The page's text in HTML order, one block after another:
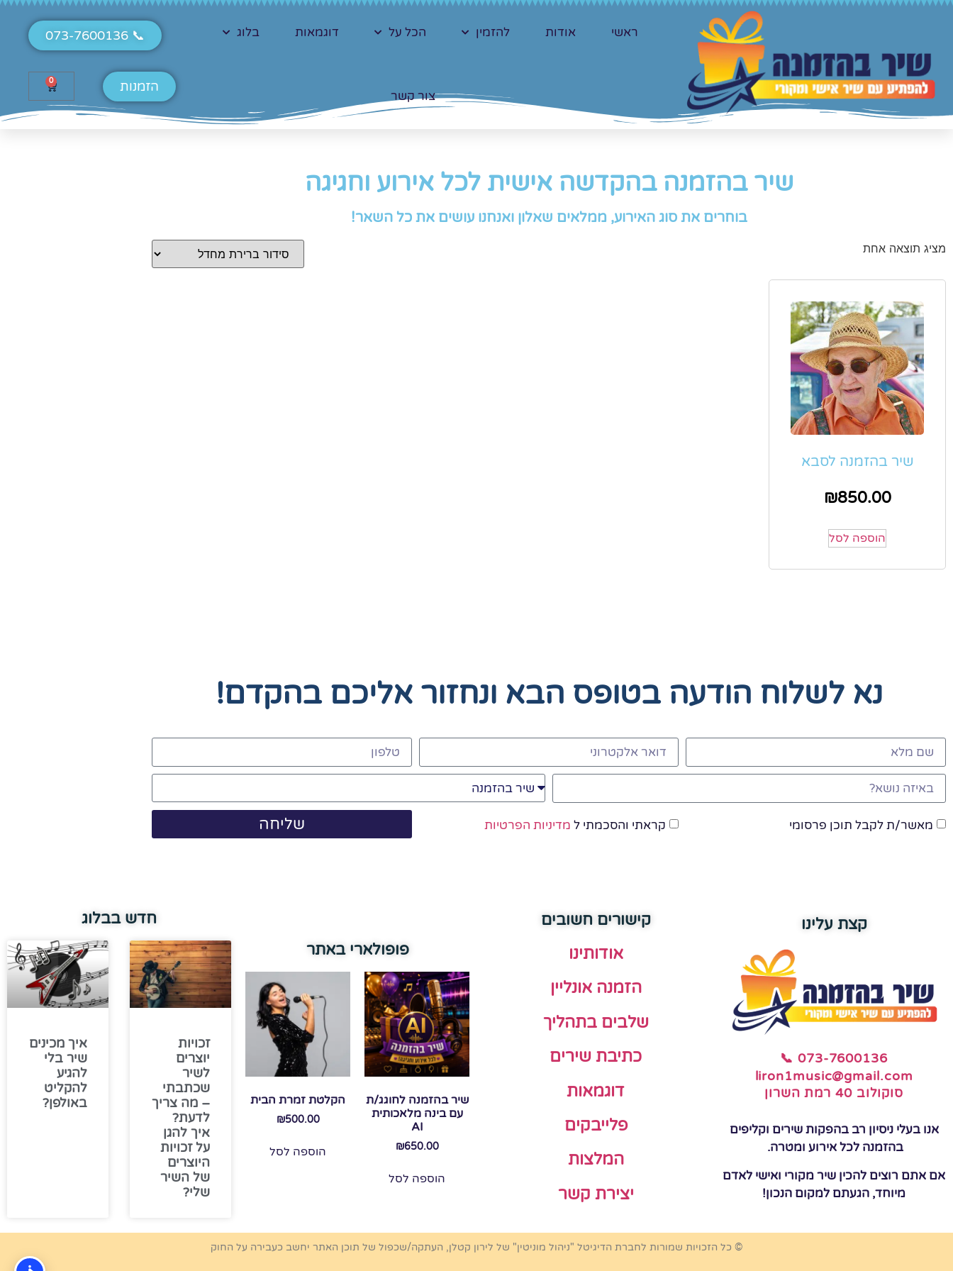
ראשי אודות להזמין הכל על דוגמאות בלוג
צור קשר
📞 073-7600136
הזמנות 0
שיר בהזמנה בהקדשה אישית לכל אירוע וחגיגה
בוחרים את סוג האירוע, ממלאים שאלון ואנחנו עושים את כל השאר!
מציג תוצאה אחת
שיר בהזמנה לסבא
₪850.00
הוספה לסל
נא לשלוח הודעה בטופס הבא ונחזור אליכם בהקדם!
מאשר/ת לקבל תוכן פרסומי קראתי והסכמתי ל מדיניות הפרטיות שליחה
קצת עלינו
📞 073-7600136
liron1music@gmail.com
סוקולוב 40 רמת השרון
אנו בעלי ניסיון רב בהפקות שירים וקליפים
בהזמנה לכל אירוע ומטרה.
אם אתם רוצים להכין שיר מקורי ואישי לאדם
מיוחד, הגעתם למקום הנכון!
קישורים חשובים
אודותינו
הזמנה אונליין
שלבים בתהליך
כתיבת שירים
דוגמאות
פלייבקים
המלצות
יצירת קשר
פופולארי באתר
שיר בהזמנה לחוגג/ת
עם בינה מלאכותית
AI
₪650.00
הוספה לסל
הקלטת זמרת הבית
₪500.00
הוספה לסל
חדש בבלוג
זכויות
יוצרים
לשיר
שכתבתי
– מה צריך
לדעת?
איך להגן
על זכויות
היוצרים
של השיר
שלי?
איך מכינים
שיר בלי
להגיע
להקליט
באולפן?
© כל הזכויות שמורות לחברת הדיגיטל "ניהול מוניטין" של לירון קטלן, העתקה/שכפול של תוכן האתר יחשב כעבירה על החוק